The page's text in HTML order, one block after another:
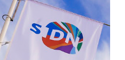
Doeltreffende
en